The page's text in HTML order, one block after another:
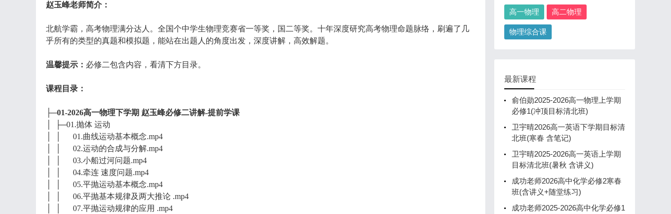
赵玉峰老师简介：
北航学霸，高考物理满分达人。全国个中学生物理竞赛省一等奖，国二等奖。十年深度研究高考物理命题脉络，刷遍了几
乎所有的类型的真题和模拟题，能站在出题人的角度出发，深度讲解，高效解题。
温馨提示： 必修二包含内容，看清下方目录。
课程目录：
├─01-2026高一物理下学期 赵玉峰必修二讲解-提前学课
│ ├─01.抛体 运动
│ │ 01.曲线运动基本概念.mp4
│ │ 02.运动的合成与分解.mp4
│ │ 03.小船过河问题.mp4
│ │ 04.牵连 速度问题.mp4
│ │ 05.平抛运动基本概念.mp4
│ │ 06.平抛基本规律及两大推论 .mp4
│ │ 07.平抛运动规律的应用 .mp4
高一物理 高二物理
物理综合课
最新课程
俞伯勋2025-2026高一物理上学期
必修1(冲顶目标清北班)
卫宇晴2026高一英语下学期目标清
北班(寒春 含笔记)
卫宇晴2025-2026高一英语上学期
目标清北班(暑秋 含讲义)
成功老师2026高中化学必修2寒春
班(含讲义+随堂练习)
成功老师2025-2026高中化学必修1